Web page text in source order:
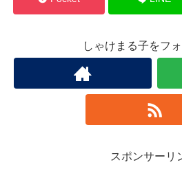
しゃけまる子をフ
スポンサーリ